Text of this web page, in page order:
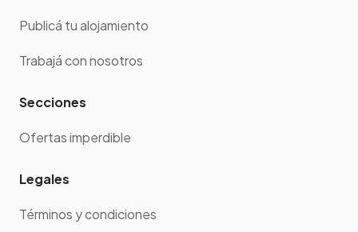
Publicá tu alojamiento
Trabajá con nosotros
Secciones
Ofertas imperdible
Legales
Términos y condiciones